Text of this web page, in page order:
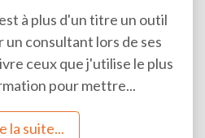
à plus d'un titre un outil
un consultant lors de ses
ceux que j'utilise le plus
pour mettre...
la suite...